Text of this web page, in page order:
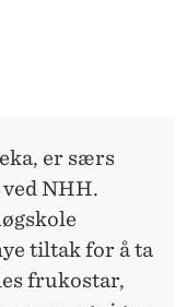
er særs
NHH.
tiltak for å ta
frukostar,